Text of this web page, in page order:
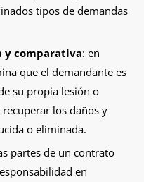
tipos de demandas
y comparativa: en
que el demandante es
su propia lesión o
los daños y
o eliminada.
partes de un contrato
en